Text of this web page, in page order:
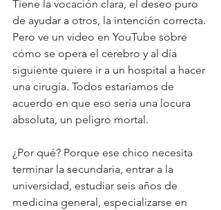
Tiene la vocación clara, el deseo puro
de ayudar a otros, la intención correcta.
Pero ve un video en YouTube sobre
cómo se opera el cerebro y al día
siguiente quiere ir a un hospital a hacer
una cirugía. Todos estaríamos de
acuerdo en que eso sería una locura
absoluta, un peligro mortal.
¿Por qué? Porque ese chico necesita
terminar la secundaria, entrar a la
universidad, estudiar seis años de
medicina general, especializarse en